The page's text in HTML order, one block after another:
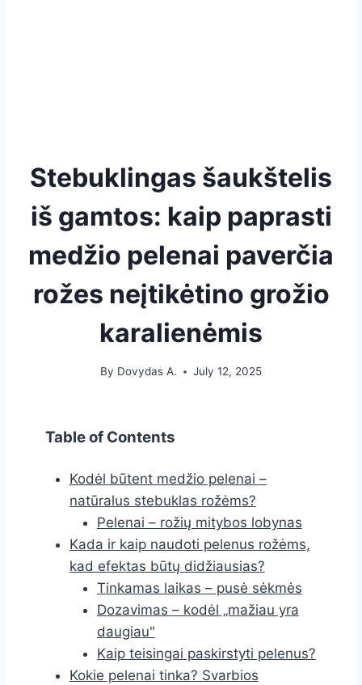
Stebuklingas šaukštelis
iš gamtos: kaip paprasti
medžio pelenai paverčia
rožes neįtikėtino grožio
karalienėmis
By Dovydas A. July 12, 2025
Table of Contents
Kodėl būtent medžio pelenai –
natūralus stebuklas rožėms?
Pelenai – rožių mitybos lobynas
Kada ir kaip naudoti pelenus rožėms,
kad efektas būtų didžiausias?
Tinkamas laikas – pusė sėkmės
Dozavimas – kodėl „mažiau yra
daugiau"
Kaip teisingai paskirstyti pelenus?
Kokie pelenai tinka? Svarbios